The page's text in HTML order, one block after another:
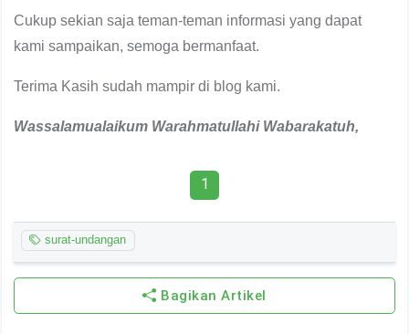
Cukup sekian saja teman-teman informasi yang dapat
kami sampaikan, semoga bermanfaat.
Terima Kasih sudah mampir di blog kami.
Wassalamualaikum Warahmatullahi Wabarakatuh,
1
surat-undangan
Bagikan Artikel